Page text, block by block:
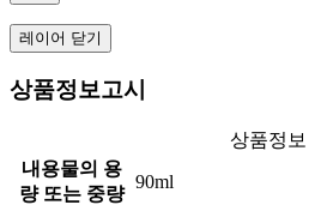
레이어 닫기
상품정보고시
상품정보
내용물의 용
량 또는 중량
90ml